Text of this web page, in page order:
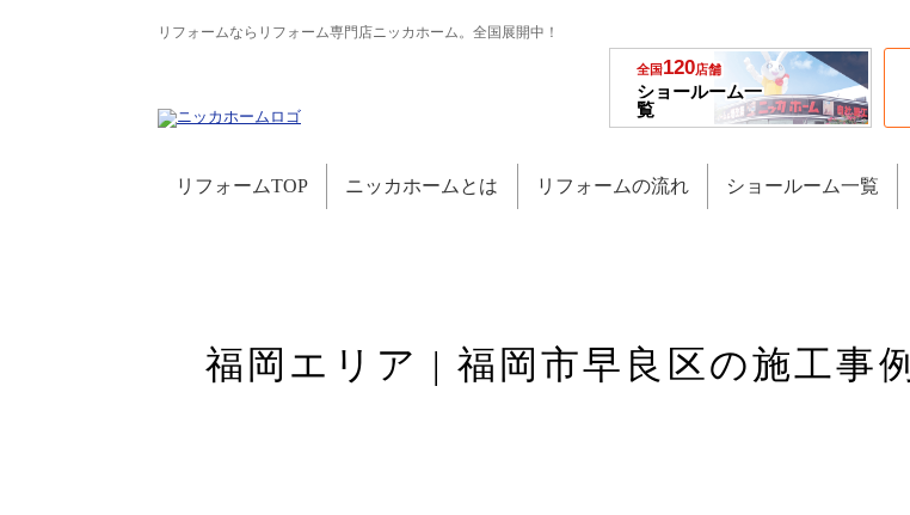
リフォームならリフォーム専門店ニッカホーム。全国展開中！
全国120店舗
ショールーム一
覧
リフォームTOP ニッカホームとは リフォームの流れ ショールーム一覧
福岡エリア | 福岡市早良区の施工事例